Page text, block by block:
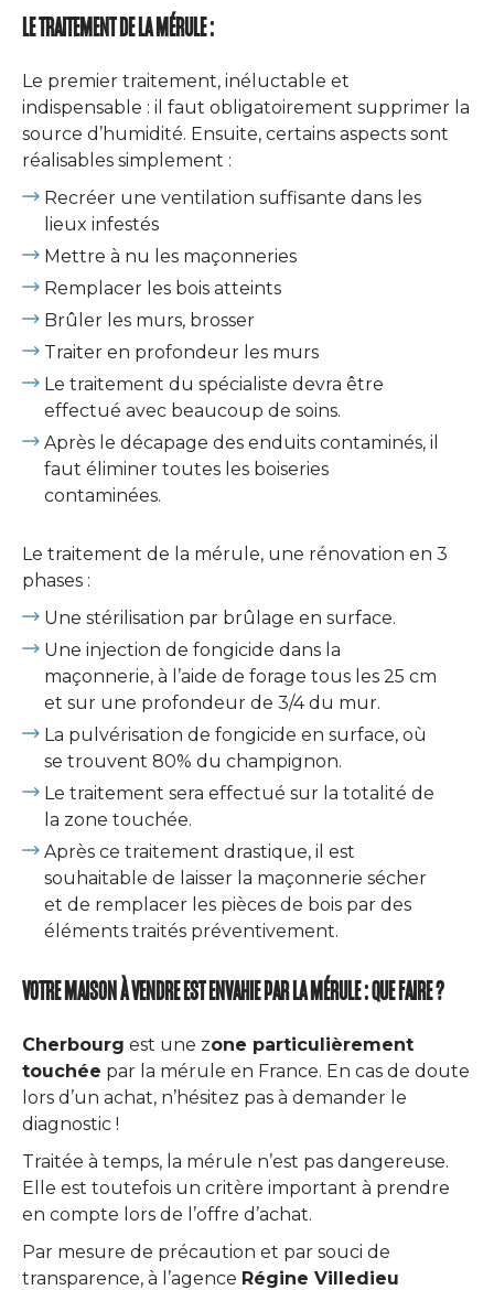
LE TRAITEMENT DE LA MÉRULE :
Le premier traitement, inéluctable et
indispensable : il faut obligatoirement supprimer la
source d’humidité. Ensuite, certains aspects sont
réalisables simplement :
Recréer une ventilation suffisante dans les
lieux infestés
Mettre à nu les maçonneries
Remplacer les bois atteints
Brûler les murs, brosser
Traiter en profondeur les murs
Le traitement du spécialiste devra être
effectué avec beaucoup de soins.
Après le décapage des enduits contaminés, il
faut éliminer toutes les boiseries
contaminées.
Le traitement de la mérule, une rénovation en 3
phases :
Une stérilisation par brûlage en surface.
Une injection de fongicide dans la
maçonnerie, à l’aide de forage tous les 25 cm
et sur une profondeur de 3/4 du mur.
La pulvérisation de fongicide en surface, où
se trouvent 80% du champignon.
Le traitement sera effectué sur la totalité de
la zone touchée.
Après ce traitement drastique, il est
souhaitable de laisser la maçonnerie sécher
et de remplacer les pièces de bois par des
éléments traités préventivement.
VOTRE MAISON À VENDRE EST ENVAHIE PAR LA MÉRULE : QUE FAIRE ?
Cherbourg est une zone particulièrement
touchée par la mérule en France. En cas de doute
lors d’un achat, n’hésitez pas à demander le
diagnostic !
Traitée à temps, la mérule n’est pas dangereuse.
Elle est toutefois un critère important à prendre
en compte lors de l’offre d’achat.
Par mesure de précaution et par souci de
transparence, à l’agence Régine Villedieu